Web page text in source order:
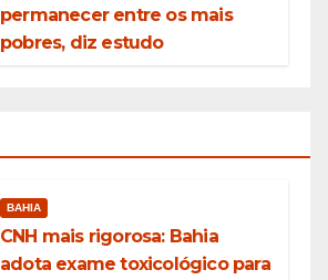
permanecer entre os mais
pobres, diz estudo
BAHIA
CNH mais rigorosa: Bahia
adota exame toxicológico para